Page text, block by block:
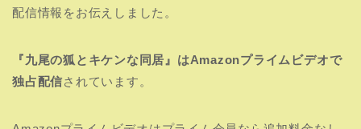
配信情報をお伝えしました。
『九尾の狐とキケンな同居』はAmazonプライムビデオで
独占配信されています。